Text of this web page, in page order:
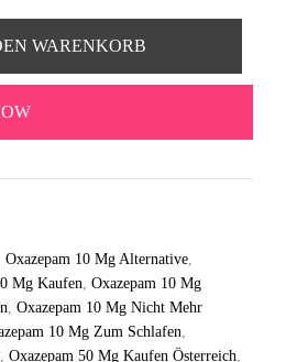
WARENKORB
Oxazepam 10 Mg Alternative,
Mg Kaufen,Oxazepam 10 Mg
,Oxazepam 10 Mg Nicht Mehr
10 Mg Zum Schlafen,
,Oxazepam 50 Mg Kaufen Österreich,